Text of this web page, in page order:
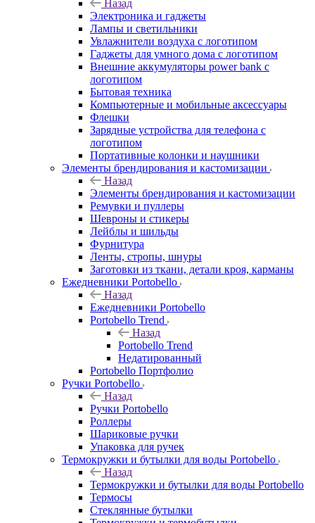
Назад
Электроника и гаджеты
Лампы и светильники
Увлажнители воздуха с логотипом
Гаджеты для умного дома с логотипом
Внешние аккумуляторы power bank с
логотипом
Бытовая техника
Компьютерные и мобильные аксессуары
Флешки
Зарядные устройства для телефона с
логотипом
Портативные колонки и наушники
Элементы брендирования и кастомизации
Назад
Элементы брендирования и кастомизации
Ремувки и пуллеры
Шевроны и стикеры
Лейблы и шильды
Фурнитура
Ленты, стропы, шнуры
Заготовки из ткани, детали кроя, карманы
Ежедневники Portobello
Назад
Ежедневники Portobello
Portobello Trend
Назад
Portobello Trend
Недатированный
Portobello Портфолио
Ручки Portobello
Назад
Ручки Portobello
Роллеры
Шариковые ручки
Упаковка для ручек
Термокружки и бутылки для воды Portobello
Назад
Термокружки и бутылки для воды Portobello
Термосы
Стеклянные бутылки